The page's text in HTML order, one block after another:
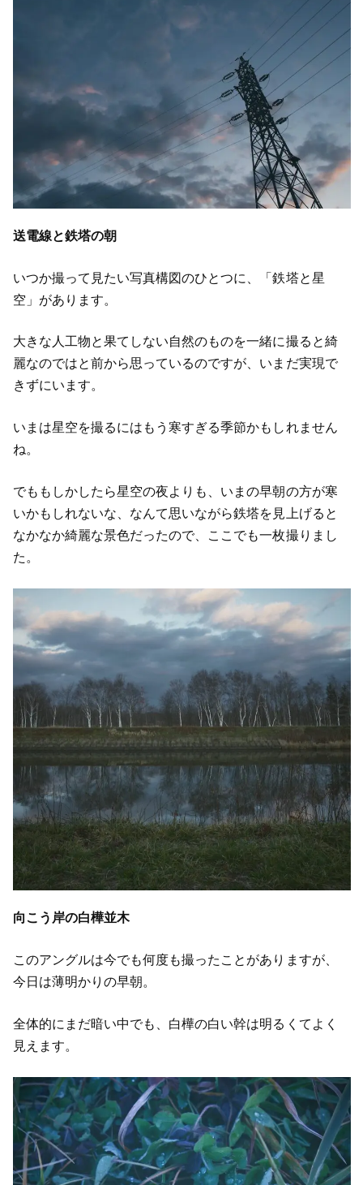
送電線と鉄塔の朝
いつか撮って見たい写真構図のひとつに、「鉄塔と星
空」があります。
大きな人工物と果てしない自然のものを一緒に撮ると綺
麗なのではと前から思っているのですが、いまだ実現で
きずにいます。
いまは星空を撮るにはもう寒すぎる季節かもしれません
ね。
でももしかしたら星空の夜よりも、いまの早朝の方が寒
いかもしれないな、なんて思いながら鉄塔を見上げると
なかなか綺麗な景色だったので、ここでも一枚撮りまし
た。
向こう岸の白樺並木
このアングルは今でも何度も撮ったことがありますが、
今日は薄明かりの早朝。
全体的にまだ暗い中でも、白樺の白い幹は明るくてよく
見えます。